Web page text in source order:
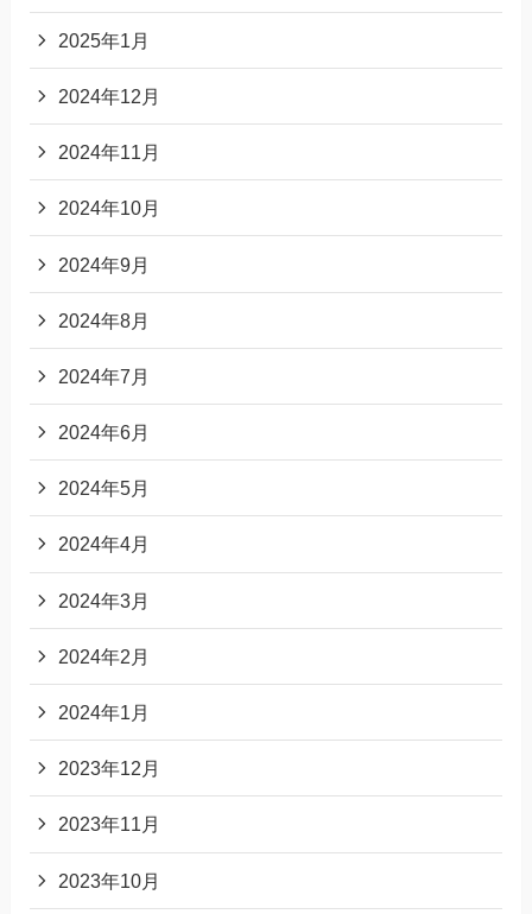
2025年1月
2024年12月
2024年11月
2024年10月
2024年9月
2024年8月
2024年7月
2024年6月
2024年5月
2024年4月
2024年3月
2024年2月
2024年1月
2023年12月
2023年11月
2023年10月